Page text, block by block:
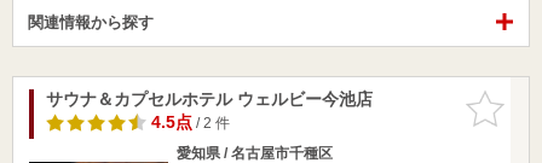
関連情報から探す
お気に入
りに追加
サウナ＆カプセルホテル ウェルビー今池店
4.5点/ 2 件
愛知県 / 名古屋市千種区